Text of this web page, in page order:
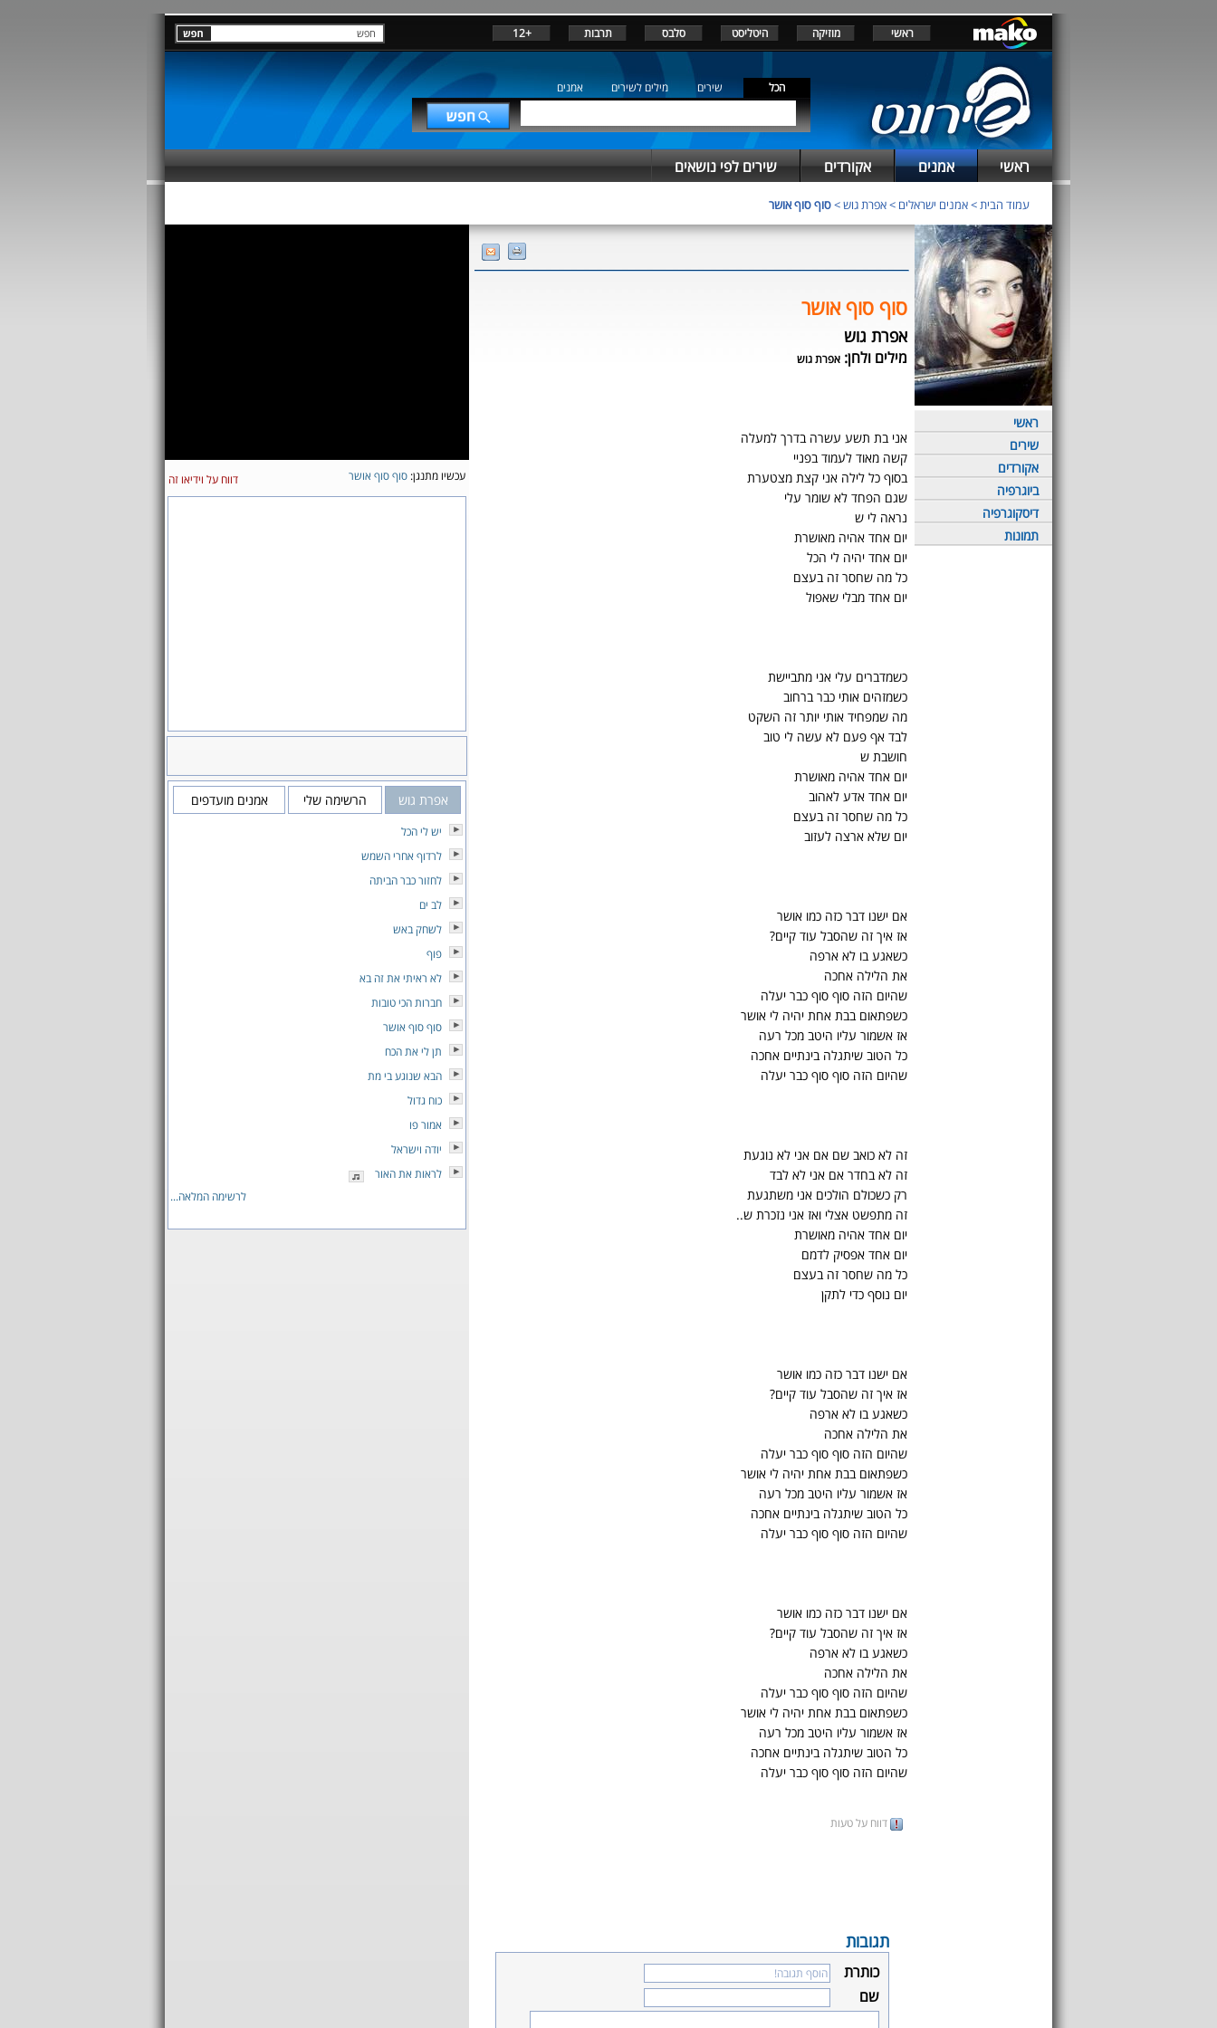
ראשי מוזיקה היטליסט סלבס תרבות +12
הכל שירים מילים לשירים אמנים
ראשי אמנים אקורדים שירים לפי נושאים
עמוד הבית>אמנים ישראלים >אפרת גוש>סוף סוף אושר
ראשי
שירים
אקורדים
ביוגרפיה
דיסקוגרפיה
תמונות
סוף סוף אושר
אפרת גוש
מילים ולחן: אפרת גוש
אני בת תשע עשרה בדרך למעלה
קשה מאוד לעמוד בפניי
בסוף כל לילה אני קצת מצטערת
שגם הפחד לא שומר עלי
נראה לי ש
יום אחד אהיה מאושרת
יום אחד יהיה לי הכל
כל מה שחסר זה בעצם
יום אחד מבלי שאפול
כשמדברים עלי אני מתביישת
כשמזהים אותי כבר ברחוב
מה שמפחיד אותי יותר זה השקט
לבד אף פעם לא עשה לי טוב
חושבת ש
יום אחד אהיה מאושרת
יום אחד אדע לאהוב
כל מה שחסר זה בעצם
יום שלא ארצה לעזוב
אם ישנו דבר כזה כמו אושר
אז איך זה שהסבל עוד קיים?
כשאגע בו לא ארפה
את הלילה אחכה
שהיום הזה סוף סוף כבר יעלה
כשפתאום בבת אחת יהיה לי אושר
אז אשמור עליו היטב מכל רעה
כל הטוב שיתגלה בינתיים אחכה
שהיום הזה סוף סוף כבר יעלה
זה לא כואב שם אם אני לא נוגעת
זה לא בחדר אם אני לא לבד
רק כשכולם הולכים אני משתגעת
זה מתפשט אצלי ואז אני נזכרת ש..
יום אחד אהיה מאושרת
יום אחד אפסיק לדמם
כל מה שחסר זה בעצם
יום נוסף כדי לתקן
אם ישנו דבר כזה כמו אושר
אז איך זה שהסבל עוד קיים?
כשאגע בו לא ארפה
את הלילה אחכה
שהיום הזה סוף סוף כבר יעלה
כשפתאום בבת אחת יהיה לי אושר
אז אשמור עליו היטב מכל רעה
כל הטוב שיתגלה בינתיים אחכה
שהיום הזה סוף סוף כבר יעלה
אם ישנו דבר כזה כמו אושר
אז איך זה שהסבל עוד קיים?
כשאגע בו לא ארפה
את הלילה אחכה
שהיום הזה סוף סוף כבר יעלה
כשפתאום בבת אחת יהיה לי אושר
אז אשמור עליו היטב מכל רעה
כל הטוב שיתגלה בינתיים אחכה
שהיום הזה סוף סוף כבר יעלה
דווח על טעות
תגובות
כותרת
שם
עכשיו מתנגן: סוף סוף אושר דווח על וידיאו זה
אפרת גוש הרשימה שלי אמנים מועדפים
יש לי הכל
לרדוף אחרי השמש
לחזור כבר הביתה
לב ים
לשחק באש
פוף
לא ראיתי את זה בא
חברות הכי טובות
סוף סוף אושר
תן לי את הכח
הבא שנוגע בי מת
כוח גדול
אמור פו
יודה וישראל
לראות את האור
לרשימה המלאה...